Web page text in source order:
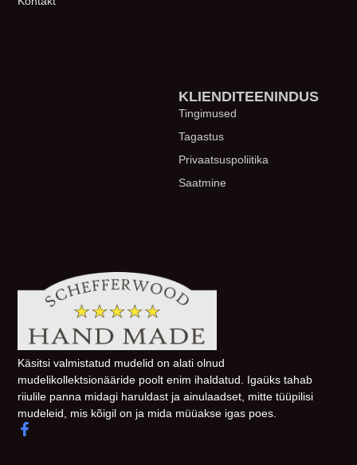
Käsitsi valmistatud mudelid on alati olnud
mudelikollektsionääride poolt enim ihaldatud. Igaüks tahab
riiulile panna midagi haruldast ja ainulaadset, mitte tüüpilisi
mudeleid, mis kõigil on ja mida müüakse igas poes.
KLIENDITEENINDUS
Tingimused
Tagastus
Privaatsuspoliitika
Saatmine